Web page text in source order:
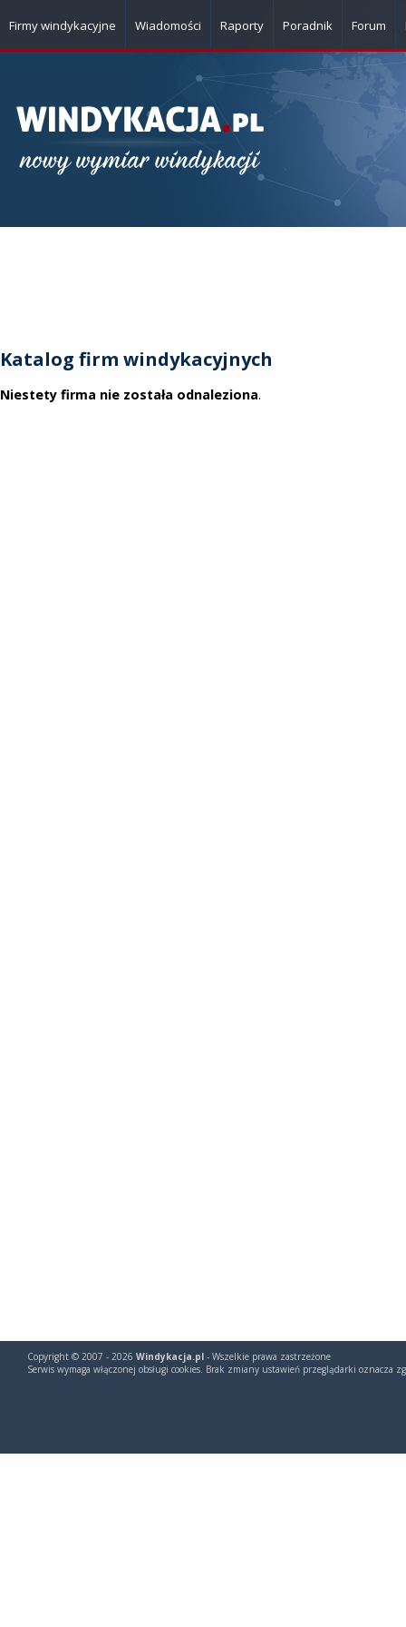
Firmy windykacyjne Wiadomości Raporty Poradnik Forum
Katalog firm windykacyjnych
Niestety firma nie została odnaleziona.
Copyright © 2007 - 2026 Windykacja.pl - Wszelkie prawa zastrzeżone
Serwis wymaga włączonej obsługi cookies. Brak zmiany ustawień przeglądarki oznacza